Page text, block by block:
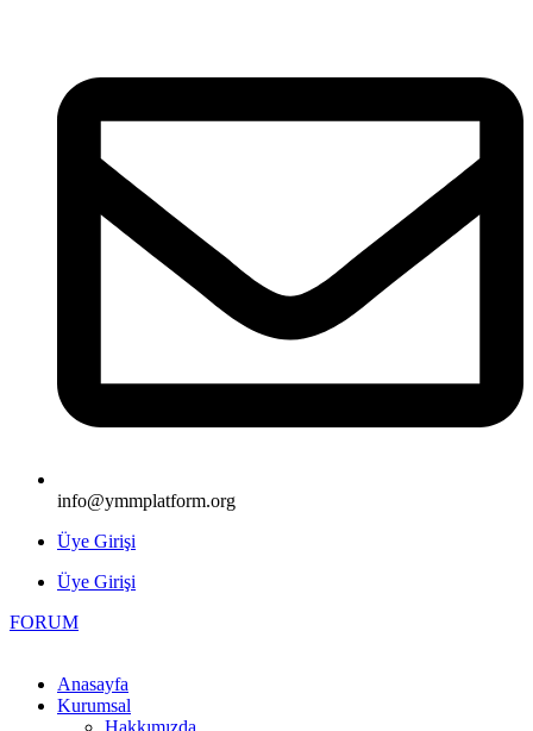
info@ymmplatform.org
Üye Girişi
Üye Girişi
FORUM
Anasayfa
Kurumsal
Hakkımızda